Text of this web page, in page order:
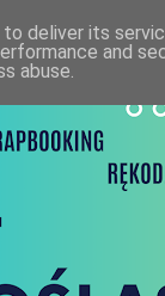
deliver its
and
abuse.